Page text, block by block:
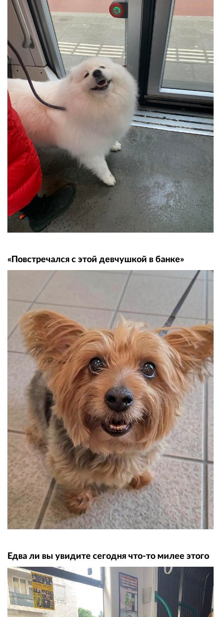
«Повстречался с этой девчушкой в банке»
Едва ли вы увидите сегодня что-то милее этого